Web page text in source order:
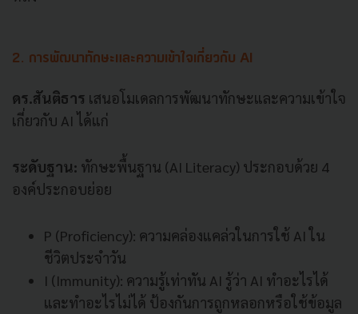
2. การพัฒนาทักษะและความเข้าใจเกี่ยวกับ AI
ดร.สันติธาร เสนอโมเดลการพัฒนาทักษะและความเข้าใจ
เกี่ยวกับ AI ได้แก่
ระดับฐาน: ทักษะพื้นฐาน (AI Literacy) ประกอบด้วย 4
องค์ประกอบย่อย
P (Proficiency): ความคล่องแคล่วในการใช้ AI ใน
ชีวิตประจำวัน
I (Immunity): ความรู้เท่าทัน AI รู้ว่า AI ทำอะไรได้
และทำอะไรไม่ได้ ป้องกันการถูกหลอกหรือใช้ข้อมูล